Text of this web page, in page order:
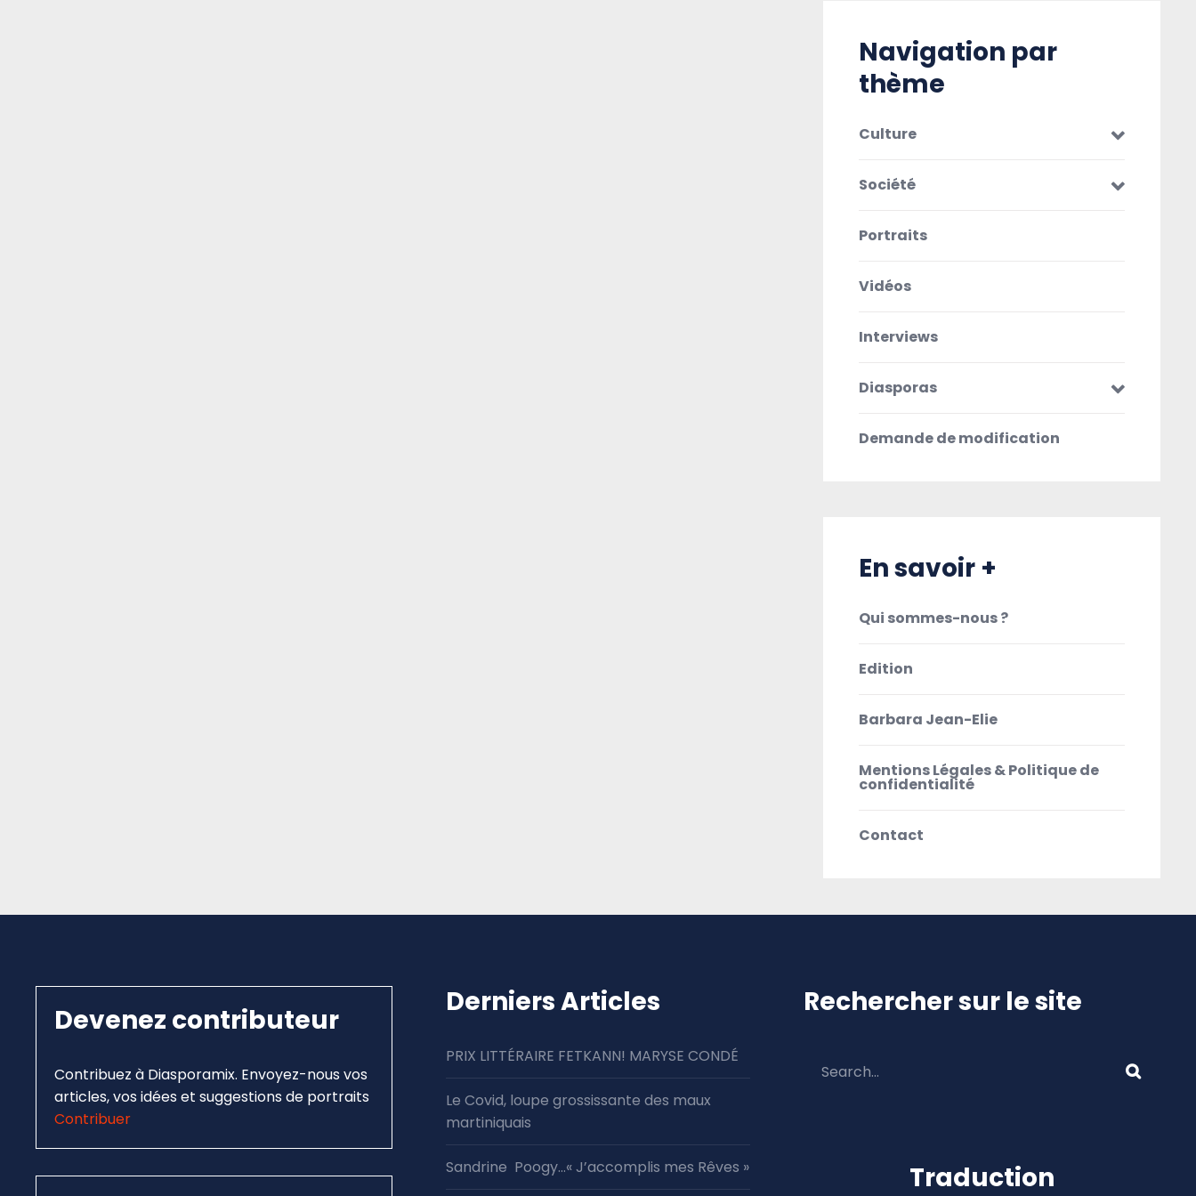
Navigation par
thème
Culture
Société
Portraits
Vidéos
Interviews
Diasporas
Demande de modification
En savoir +
Qui sommes-nous ?
Edition
Barbara Jean-Elie
Mentions Légales & Politique de
confidentialité
Contact
Devenez contributeur
Contribuez à Diasporamix. Envoyez-nous vos
articles, vos idées et suggestions de portraits
Contribuer
Derniers Articles
PRIX LITTÉRAIRE FETKANN! MARYSE CONDÉ
Le Covid, loupe grossissante des maux
martiniquais
Sandrine Poogy…« J’accomplis mes Rêves »
Rechercher sur le site
Traduction